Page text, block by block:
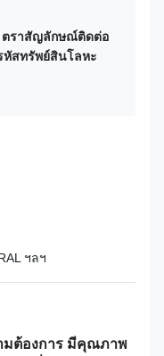
ตราสัญลักษณ์ติดต่อ
หัสทรัพย์สินโลหะ
ฯลฯ
มต้องการ มีคุณภาพ